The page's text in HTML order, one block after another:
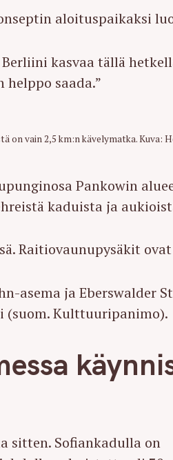
aloituspaikaksi
kasvaa tällä
saada.”
vain 2,5 km:n kävelymatka. Kuva:
Pankowin
kaduista ja
Raitiovaunupysäkit
asema ja Eberswalder
(suom. Kulttuuripanimo).
sitten. Sofiankadulla on